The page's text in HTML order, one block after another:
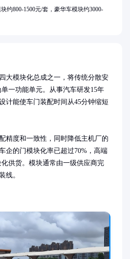
大模块化总成之一，将传统分散安
一功能单元。从事汽车研发15年
计能使车门装配时间从45分钟缩短
精度和一致性，同时降低主机厂的
企的门模块化率已超过70%，高端
供货。模块通常由一级供应商完
线。
约800-1500元/套，豪华车模块约3000-